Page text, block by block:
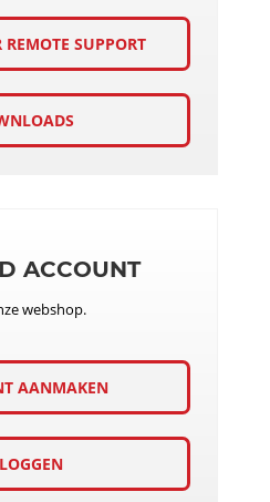
SUPPORT
ACCOUNT
webshop.
AANMAKEN